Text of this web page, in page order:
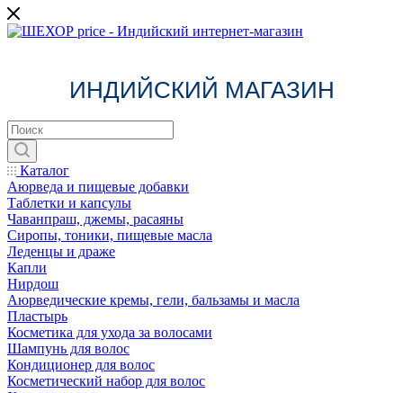
ИНДИЙСКИЙ МАГАЗИН
Каталог
Аюрведа и пищевые добавки
Таблетки и капсулы
Чаванпраш, джемы, расаяны
Сиропы, тоники, пищевые масла
Леденцы и драже
Капли
Нирдош
Аюрведические кремы, гели, бальзамы и масла
Пластырь
Косметика для ухода за волосами
Шампунь для волос
Кондиционер для волос
Косметический набор для волос